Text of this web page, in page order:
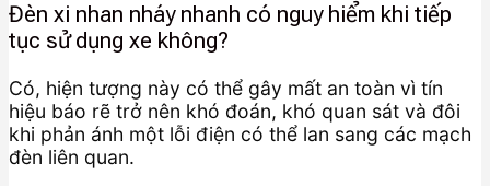
Đèn xi nhan nháy nhanh có nguy hiểm khi tiếp
tục sử dụng xe không?
Có, hiện tượng này có thể gây mất an toàn vì tín
hiệu báo rẽ trở nên khó đoán, khó quan sát và đôi
khi phản ánh một lỗi điện có thể lan sang các mạch
đèn liên quan.